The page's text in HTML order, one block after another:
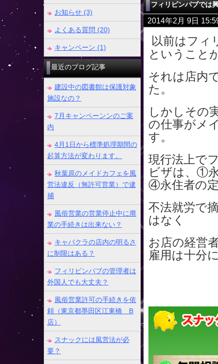
フィリピンパブでは
2014年2月 9日
以前はフィ
ということ
それは店内
た。
しかしその
の仕事がメ
す。
現行法上で
ビザは、①
④永住者の
不法就労で
はなく
お店の経営
雇用は十分
お知らせ (3)
よくある質問 (20)
キャンペーン (1)
最近のブログ記事
建設中の図書館は保護対象
施設なの？
7月キャンペーンンのご案
内
4月1日から標準処理期間の
起算方法が変わります。
秋葉原のメイドカフェを風
営法違反（無許可営業）で逮
捕
風俗営業の営業停止中に廃
業の手続きは出来ない？
キャバクラの店内の明るさ
に制限はある？
フィリピンパブの管理者は
外国人でも大丈夫？
風俗営業許可の手続きを依
頼（東京都墨田区江東橋 B
店）
スナックには風営法が必
要？